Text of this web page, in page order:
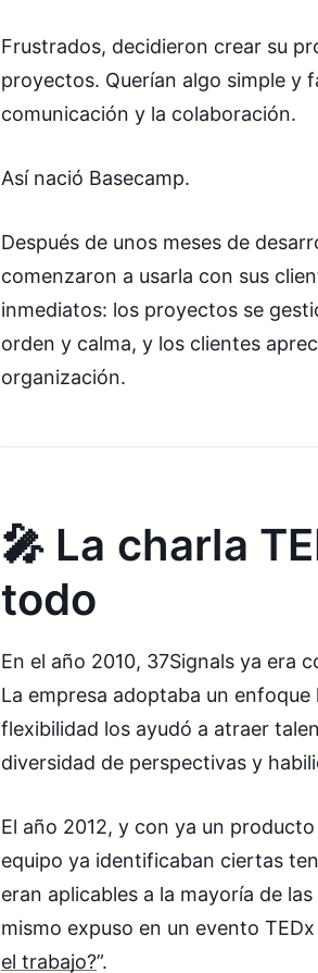
Frustrados, decidieron crear su
proyectos. Querían algo simple y
comunicación y la colaboración.
Así nació Basecamp.
Después de unos meses de
comenzaron a usarla con sus
inmediatos: los proyectos se
orden y calma, y los clientes
organización.
🎤 La charla
todo
En el año 2010, 37Signals ya era
La empresa adoptaba un
flexibilidad los ayudó a atraer
diversidad de perspectivas y
El año 2012, y con ya un
equipo ya identificaban ciertas
eran aplicables a la mayoría de
mismo expuso en un evento TEDx
el trabajo?”.